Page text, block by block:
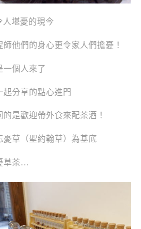
人堪憂的現今
他們的身心更令家人們擔憂！
一個人來了
分享的點心進門
是歡迎帶外食來配茶酒！
憂草（聖約翰草）為基底
草茶…